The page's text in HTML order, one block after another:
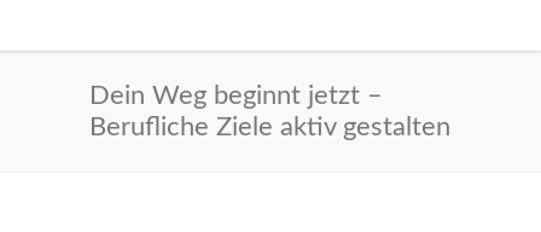
Dein Weg beginnt jetzt –
Berufliche Ziele aktiv gestalten